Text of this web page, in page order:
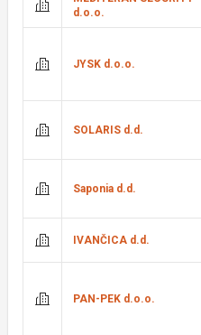
d.o.o.
JYSK d.o.o.
SOLARIS d.d.
Saponia d.d.
IVANČICA d.d.
PAN-PEK d.o.o.